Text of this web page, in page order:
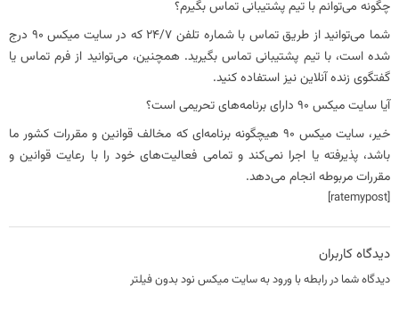
چگونه می‌توانم با تیم پشتیبانی تماس بگیرم؟
شما می‌توانید از طریق تماس با شماره تلفن ۲۴/۷ که در سایت میکس 90 درج
شده است، با تیم پشتیبانی تماس بگیرید. همچنین، می‌توانید از فرم تماس یا
گفتگوی زنده آنلاین نیز استفاده کنید.
آیا سایت میکس 90 دارای برنامه‌های تحریمی است؟
خیر، سایت میکس 90 هیچگونه برنامه‌ای که مخالف قوانین و مقررات کشور ما
باشد، پذیرفته یا اجرا نمی‌کند و تمامی فعالیت‌های خود را با رعایت قوانین و
مقررات مربوطه انجام می‌دهد.
[ratemypost]
دیدگاه کاربران
دیدگاه شما در رابطه با ورود به سایت میکس نود بدون فیلتر